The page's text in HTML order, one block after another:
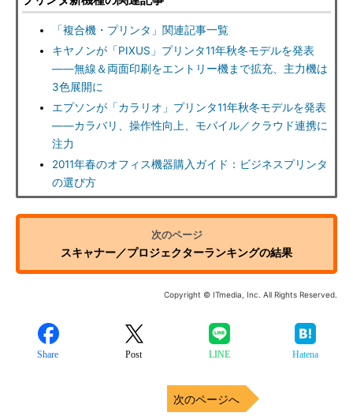
「複合機・プリンタ」関連記事一覧
キヤノンが「PIXUS」プリンタ11年秋冬モデルを発表
――無線＆両面印刷をエントリー機まで拡充、主力機は
3色展開に
エプソンが「カラリオ」プリンタ11年秋冬モデルを発表
――カラバリ、操作性向上、モバイル／クラウド連携に
注力
2011年春のオフィス機器購入ガイド：ビジネスプリンタ
の選び方
スキャナー／プロジェクターランキングの結果
Copyright © ITmedia, Inc. All Rights Reserved.
Share Post LINE Hatena
次のページへ